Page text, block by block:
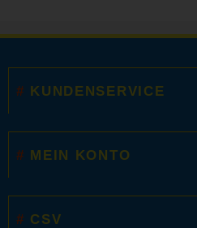
KUNDENSERVICE
MEIN KONTO
CSV